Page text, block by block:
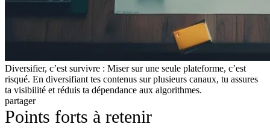
Diversifier, c’est survivre : Miser sur une seule plateforme, c’est
risqué. En diversifiant tes contenus sur plusieurs canaux, tu assures
ta visibilité et réduis ta dépendance aux algorithmes.
partager
Points forts à retenir